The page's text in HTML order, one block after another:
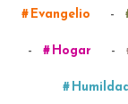
Evangelio -
- Hogar -
Humildad